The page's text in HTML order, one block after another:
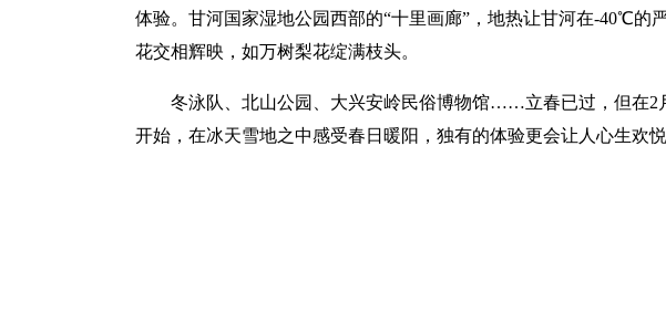
体验。甘河国家湿地公园西部的“十里画廊”，地热让甘河在-40℃的
花交相辉映，如万树梨花绽满枝头。
冬泳队、北山公园、大兴安岭民俗博物馆……立春已过，但在2
开始，在冰天雪地之中感受春日暖阳，独有的体验更会让人心生欢悦